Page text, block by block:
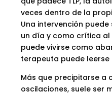
veces dentro de la
Una intervención
un día y como crítica al
puede vivirse como
terapeuta puede
Más que precipitarse a
oscilaciones, suele ser